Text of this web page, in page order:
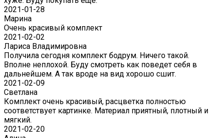
2021-01-28
Марина
Очень красивый комплект
2021-02-02
Лариса Владимировна
Получила сегодня комплект бодрум. Ничего такой.
Вполне неплохой. Буду смотреть как поведет себя в
дальнейшем. А так вроде на вид хорошо сшит.
2021-02-09
Светлана
Комплект очень красивый, расцветка полностью
соответствует картинке. Материал приятный, плотный и
мягкий.
2021-02-20